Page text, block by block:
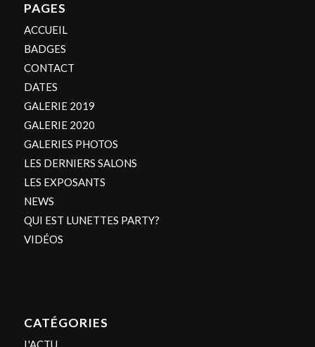
PAGES
ACCUEIL
BADGES
CONTACT
DATES
GALERIE 2019
GALERIE 2020
GALERIES PHOTOS
LES DERNIERS SALONS
LES EXPOSANTS
NEWS
QUI EST LUNETTES PARTY?
VIDÉOS
CATÉGORIES
L'ACTU